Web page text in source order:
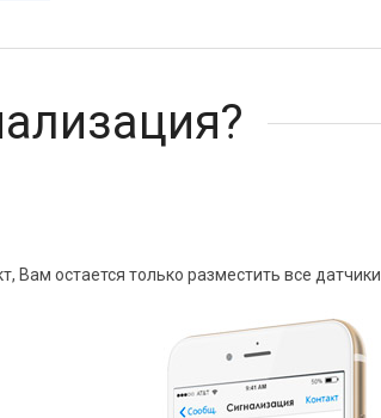
остается только разместить все датчики.